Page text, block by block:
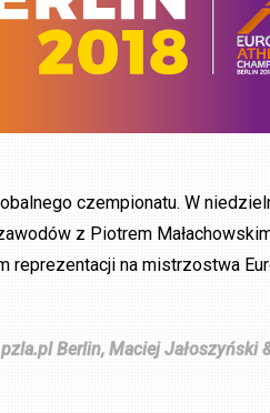
czempionatu. W
z Piotrem
reprezentacji na mistrzostwa
Berlin, Maciej Jałoszyński